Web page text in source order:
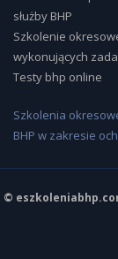
służby BHP
Szkolenie
wykonujących
Testy bhp online
Szkolenia
BHP w zakresie
©